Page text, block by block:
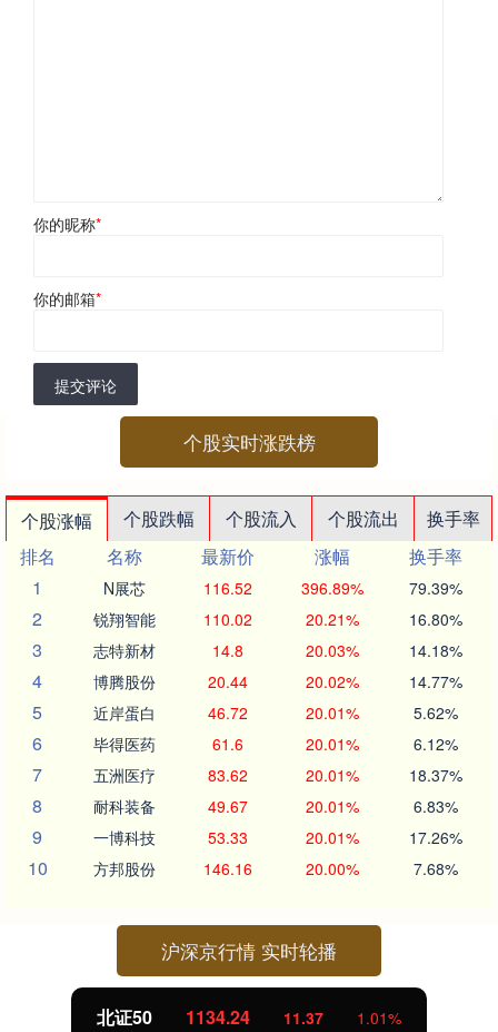
你的昵称*
你的邮箱*
提交评论
个股实时涨跌榜
个股涨幅 个股跌幅 个股流入 个股流出
换手率
排名
名称 最新价 涨幅
换手率
1
N展芯 116.52 396.89% 79.39%
2 锐翔智能 110.02 20.21% 16.80%
3 志特新材 14.8 20.03% 14.18%
4 博腾股份 20.44 20.02% 14.77%
5 近岸蛋白 46.72 20.01% 5.62%
6 毕得医药 61.6 20.01% 6.12%
7 五洲医疗 83.62 20.01% 18.37%
8 耐科装备 49.67 20.01% 6.83%
9 一博科技 53.33 20.01% 17.26%
10 方邦股份 146.16 20.00% 7.68%
沪深京行情 实时轮播
北证50 1134.24 11.37 1.01%